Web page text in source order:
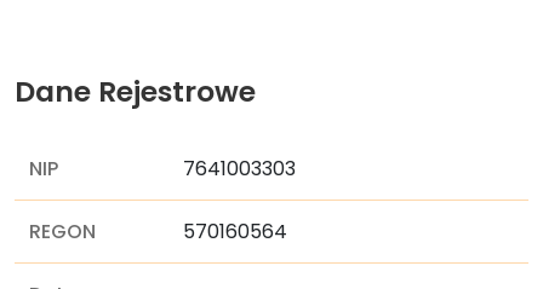
Dane Rejestrowe
NIP 7641003303
REGON 570160564